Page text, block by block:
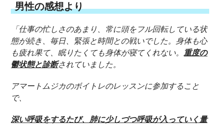
男性の感想より
「仕事の忙しさのあまり、常に頭をフル回転している状
態が続き、毎日、緊張と時間との戦いでした。身体も心
も疲れ果て、眠りたくても身体が寝てくれない。 重度の
鬱状態と診断されていました。
アマートムジカのボイトレのレッスンに参加すること
で、
深い呼吸をするたび、肺に少しづつ呼吸が入っていく量